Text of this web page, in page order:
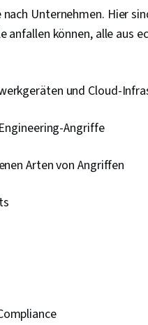
von
Branding, KI-
Risiko,
Unternehmen. Hier
anfallen können, alle aus
und Cloud-
Angriffe
Arten von Angriffen